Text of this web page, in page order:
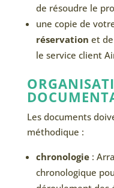
de résoudre le
une copie de
réservation et
le service client
Les documents
méthodique :
chronologie:
chronologique